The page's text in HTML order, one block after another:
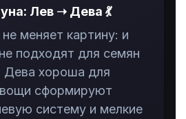
Лев ➝ Дева 💃
меняет картину: и
подходят для семян
Дева хороша для
сформируют
систему и мелкие